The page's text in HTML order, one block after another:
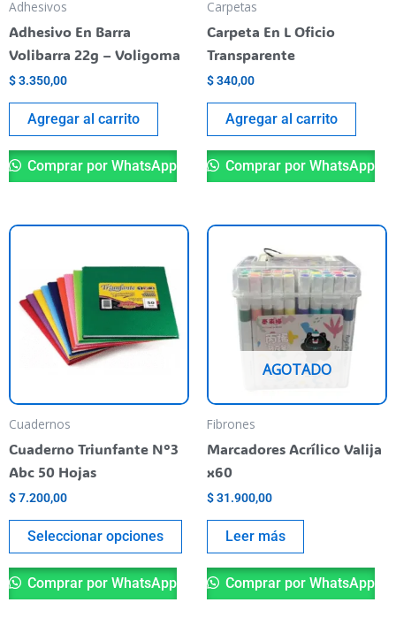
Adhesivos
Adhesivo En Barra
Volibarra 22g – Voligoma
$3.350,00
Agregar al carrito
Comprar por WhatsApp
Carpetas
Carpeta En L Oficio
Transparente
$340,00
Agregar al carrito
Comprar por WhatsApp
Cuadernos
Cuaderno Triunfante N°3
Abc 50 Hojas
$7.200,00
Seleccionar opciones
Este
producto
variantes.
se
pueden
elegir
producto
Comprar por WhatsApp
AGOTADO
Fibrones
Marcadores Acrílico Valija
x60
$31.900,00
Leer más
Comprar por WhatsApp